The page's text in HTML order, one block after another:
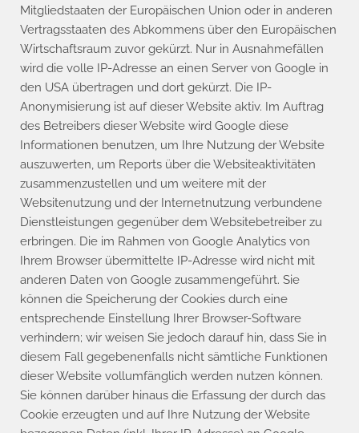
Mitgliedstaaten der Europäischen Union oder in anderen
Vertragsstaaten des Abkommens über den Europäischen
Wirtschaftsraum zuvor gekürzt. Nur in Ausnahmefällen
wird die volle IP-Adresse an einen Server von Google in
den USA übertragen und dort gekürzt. Die IP-
Anonymisierung ist auf dieser Website aktiv. Im Auftrag
des Betreibers dieser Website wird Google diese
Informationen benutzen, um Ihre Nutzung der Website
auszuwerten, um Reports über die Websiteaktivitäten
zusammenzustellen und um weitere mit der
Websitenutzung und der Internetnutzung verbundene
Dienstleistungen gegenüber dem Websitebetreiber zu
erbringen. Die im Rahmen von Google Analytics von
Ihrem Browser übermittelte IP-Adresse wird nicht mit
anderen Daten von Google zusammengeführt. Sie
können die Speicherung der Cookies durch eine
entsprechende Einstellung Ihrer Browser-Software
verhindern; wir weisen Sie jedoch darauf hin, dass Sie in
diesem Fall gegebenenfalls nicht sämtliche Funktionen
dieser Website vollumfänglich werden nutzen können.
Sie können darüber hinaus die Erfassung der durch das
Cookie erzeugten und auf Ihre Nutzung der Website